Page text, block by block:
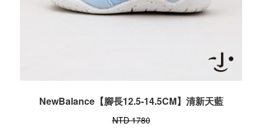
NewBalance【腳長12.5-14.5CM】清新天藍
NTD 1780